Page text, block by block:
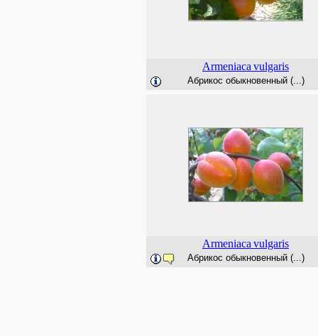
Armeniaca vulgaris
Абрикос обыкновенный (...)
Armeniaca vulgaris
Абрикос обыкновенный (...)